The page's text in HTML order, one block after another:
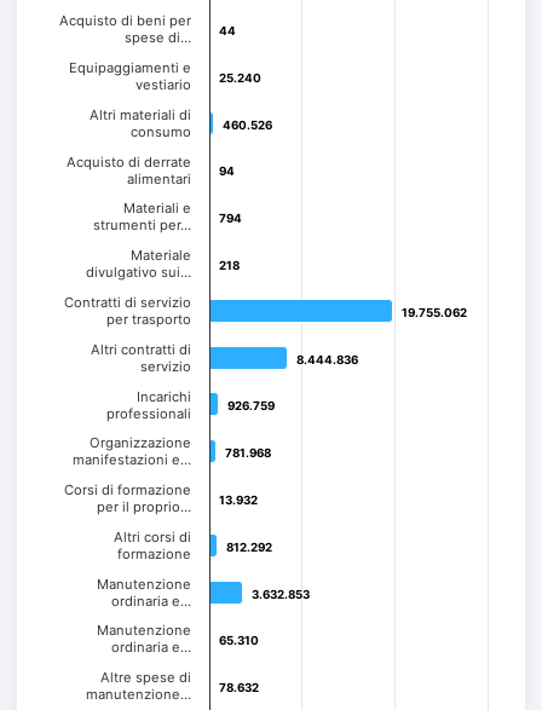
44
44
25.240
25.240
460.526
460.526
94
94
794
794
218
218
19.755.062
19.755.062
8.444.836
8.444.836
926.759
926.759
781.968
781.968
13.932
13.932
812.292
812.292
3.632.853
3.632.853
65.310
65.310
78.632
78.632
Acquisto di beni per
spese di…
Equipaggiamenti e
vestiario
Altri materiali di
consumo
Acquisto di derrate
alimentari
Materiali e
strumenti per…
Materiale
divulgativo sui…
Contratti di servizio
per trasporto
Altri contratti di
servizio
Incarichi
professionali
Organizzazione
manifestazioni e…
Corsi di formazione
per il proprio…
Altri corsi di
formazione
Manutenzione
ordinaria e…
Manutenzione
ordinaria e…
Altre spese di
manutenzione…